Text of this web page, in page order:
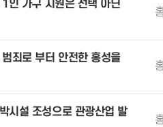
인 가구 지원은 선택 아닌
죄로 부터 안전한 홍성을
시설 조성으로 관광산업 발